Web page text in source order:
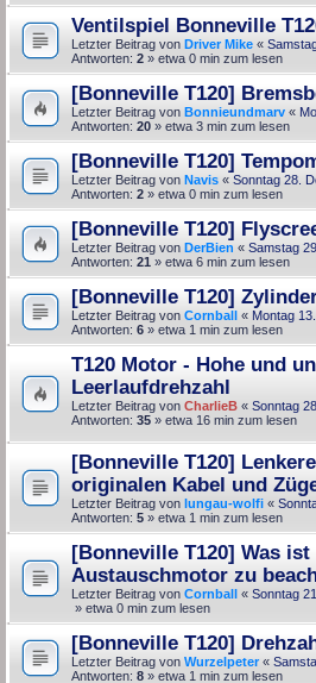
Ventilspiel Bonneville
Letzter Beitrag von Driver Mike «
Antworten: 2 » etwa 0 min zum lesen
[Bonneville T120]
Letzter Beitrag von Bonnieundmarv «
Antworten: 20 » etwa 3 min zum lesen
[Bonneville T120]
Letzter Beitrag von Navis « Sonntag 28.
Antworten: 2 » etwa 0 min zum lesen
[Bonneville T120]
Letzter Beitrag von DerBien « Samstag
Antworten: 21 » etwa 6 min zum lesen
[Bonneville T120]
Letzter Beitrag von Cornball « Montag
Antworten: 6 » etwa 1 min zum lesen
T120 Motor - Hohe und
Leerlaufdrehzahl
Letzter Beitrag von CharlieB « Sonntag
Antworten: 35 » etwa 16 min zum lesen
[Bonneville T120]
originalen Kabel und
Letzter Beitrag von lungau-wolfi «
Antworten: 5 » etwa 1 min zum lesen
[Bonneville T120] Was ist
Austauschmotor zu
Letzter Beitrag von Cornball « Sonntag
» etwa 0 min zum lesen
[Bonneville T120]
Letzter Beitrag von Wurzelpeter«
Antworten: 8 » etwa 1 min zum lesen